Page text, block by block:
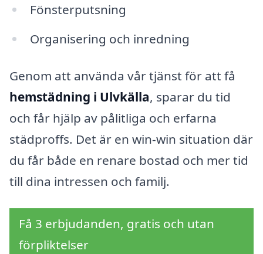
Fönsterputsning
Organisering och inredning
Genom att använda vår tjänst för att få
hemstädning i Ulvkälla, sparar du tid
och får hjälp av pålitliga och erfarna
städproffs. Det är en win-win situation där
du får både en renare bostad och mer tid
till dina intressen och familj.
Få 3 erbjudanden, gratis och utan
förpliktelser